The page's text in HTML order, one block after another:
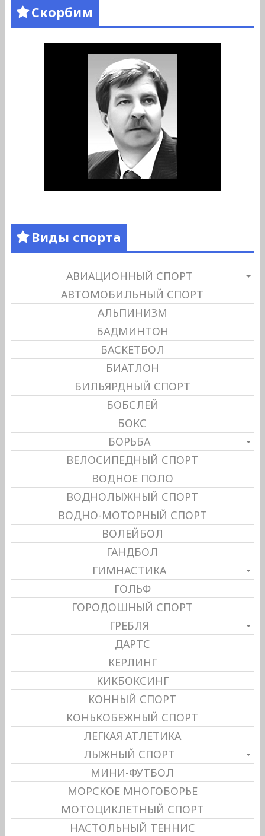
Скорбим
Виды спорта
АВИАЦИОННЫЙ СПОРТ
АВТОМОБИЛЬНЫЙ СПОРТ
АЛЬПИНИЗМ
БАДМИНТОН
БАСКЕТБОЛ
БИАТЛОН
БИЛЬЯРДНЫЙ СПОРТ
БОБСЛЕЙ
БОКС
БОРЬБА
ВЕЛОСИПЕДНЫЙ СПОРТ
ВОДНОЕ ПОЛО
ВОДНОЛЫЖНЫЙ СПОРТ
ВОДНО-МОТОРНЫЙ СПОРТ
ВОЛЕЙБОЛ
ГАНДБОЛ
ГИМНАСТИКА
ГОЛЬФ
ГОРОДОШНЫЙ СПОРТ
ГРЕБЛЯ
ДАРТС
КЕРЛИНГ
КИКБОКСИНГ
КОННЫЙ СПОРТ
КОНЬКОБЕЖНЫЙ СПОРТ
ЛЕГКАЯ АТЛЕТИКА
ЛЫЖНЫЙ СПОРТ
МИНИ-ФУТБОЛ
МОРСКОЕ МНОГОБОРЬЕ
МОТОЦИКЛЕТНЫЙ СПОРТ
НАСТОЛЬНЫЙ ТЕННИС